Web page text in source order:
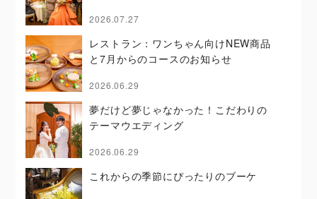
2026.07.27
レストラン：ワンちゃん向けNEW商品
と7月からのコースのお知らせ
2026.06.29
夢だけど夢じゃなかった！こだわりの
テーマウエディング
2026.06.29
これからの季節にぴったりのブーケ